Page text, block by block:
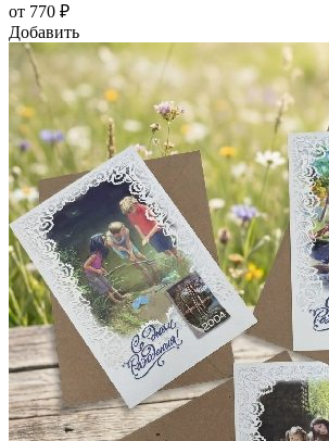
от 770 ₽
Добавить